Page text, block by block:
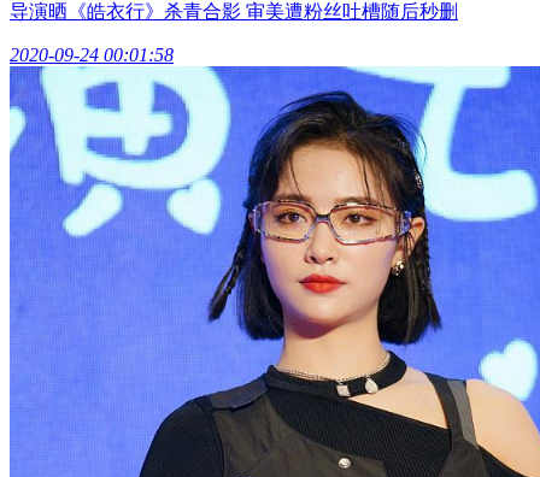
导演晒《皓衣行》杀青合影 审美遭粉丝吐槽随后秒删
2020-09-24 00:01:58